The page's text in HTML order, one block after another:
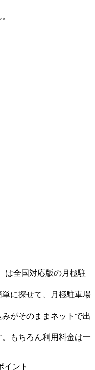
は全国対応版の月極駐
に探せて、月極駐車場
がそのままネットで出
もちろん利用料金は一
イント